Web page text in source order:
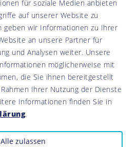
für soziale Medien anbieten
auf unserer Website zu
geben wir Informationen zu Ihrer
an unsere Partner für
und Analysen weiter. Unsere
möglicherweise mit
die Sie ihnen bereitgestellt
Ihrer Nutzung der Dienste
Informationen finden Sie in
.
Alle zulassen